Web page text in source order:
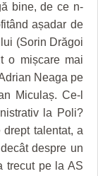
bine, de ce n-
așadar de
(Sorin Drăgoi
o mișcare mai
Neaga pe
Miculaș. Ce-l
la Poli?
talentat, a
despre un
trecut pe la AS